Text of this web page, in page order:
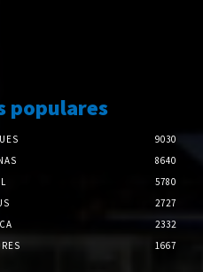
populares
9030
8640
5780
2727
2332
1667